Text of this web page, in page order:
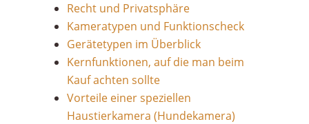
Recht und Privatsphäre
Kameratypen und Funktionscheck
Gerätetypen im Überblick
Kernfunktionen, auf die man beim
Kauf achten sollte
Vorteile einer speziellen
Haustierkamera (Hundekamera)